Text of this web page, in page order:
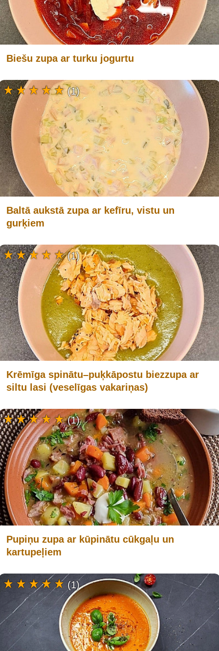
Biešu zupa ar turku jogurtu
Baltā aukstā zupa ar kefīru, vistu un
gurķiem
(1)
Krēmīga spinātu–puķkāpostu biezzupa ar
siltu lasi (veselīgas vakariņas)
(1)
Pupiņu zupa ar kūpinātu cūkgaļu un
kartupeļiem
(1)
(1)